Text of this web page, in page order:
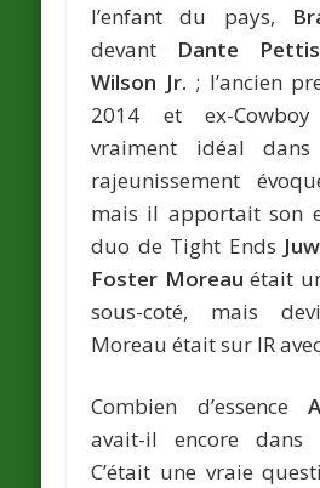
l’enfant du pays,
devant Dante Pettis
Wilson Jr. ; l’ancien
2014 et ex-
vraiment idéal
rajeunissement
mais il apportait son
duo de Tight Ends
Foster Moreau était
sous-coté, mais
Moreau était sur IR
Combien d’essence
avait-il encore
C’était une vraie